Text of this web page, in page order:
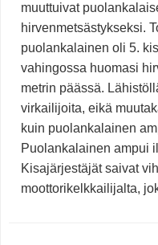
muuttuivat
hirvenmetsästykseksi.
puolankalainen oli 5.
vahingossa huomasi
metrin päässä.
virkailijoita, eikä
kuin puolankalainen
Puolankalainen ampui
Kisajärjestäjät saivat
moottorikelkkailijalta,